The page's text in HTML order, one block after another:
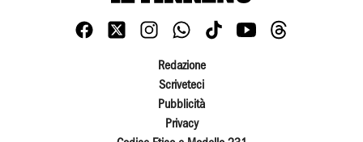
Redazione
Scriveteci
Pubblicità
Privacy